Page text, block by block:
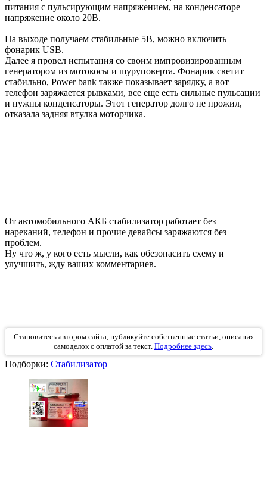
питания с пульсирующим напряжением, на конденсаторе
напряжение около 20В.
На выходе получаем стабильные 5В, можно включить
фонарик USB.
Далее я провел испытания со своим импровизированным
генератором из мотокосы и шуруповерта. Фонарик светит
стабильно, Power bank также показывает зарядку, а вот
телефон заряжается рывками, все еще есть сильные пульсации
и нужны конденсаторы. Этот генератор долго не прожил,
отказала задняя втулка моторчика.
От автомобильного АКБ стабилизатор работает без
нареканий, телефон и прочие девайсы заряжаются без
проблем.
Ну что ж, у кого есть мысли, как обезопасить схему и
улучшить, жду ваших комментариев.
Становитесь автором сайта, публикуйте собственные статьи, описания
самоделок с оплатой за текст. Подробнее здесь.
Подборки: Стабилизатор